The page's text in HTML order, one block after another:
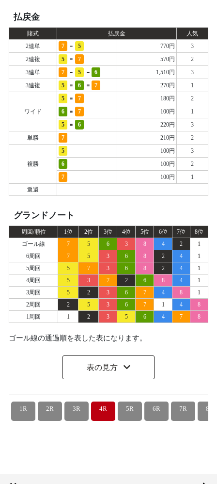
払戻金
賭式 払戻金
人気
2連単
7 - 5 770円
3
2連複
5 = 7 570円
2
3連単
7 - 5 - 6 1,510円
3
3連複
5 = 6 = 7 270円 1
ワイド
5 = 7 180円
2
6
= 7 100円
1
5
= 6 220円
3
単勝
7 210円 2
複勝
5 100円
3
6
100円
2
7
100円
1
返還
グランドノート
周回/順位 1位 2位 3位 4位 5位 6位 7位
8位
ゴール線
7 5 6 3 8 4 2
1
6周回
7 5 3 6 8 2 4
1
5周回
5 7 3 6 8 2 4
1
4周回
5 3 7 2 6 8 4
1
3周回
5 2 3 6 7 4 8
1
2周回
2 5 3 6 7 1 4
8
1周回
1 2 3 5 6 4 7 8
ゴール線の通過順を表した表になります。
表の見方
1R 2R 3R 4R 5R 6R 7R 8R